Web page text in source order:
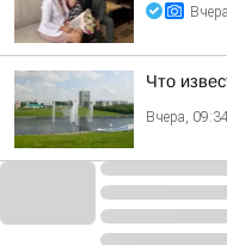
Что
Вчера,